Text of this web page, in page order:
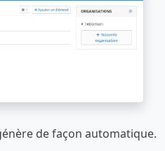
de façon automatique.